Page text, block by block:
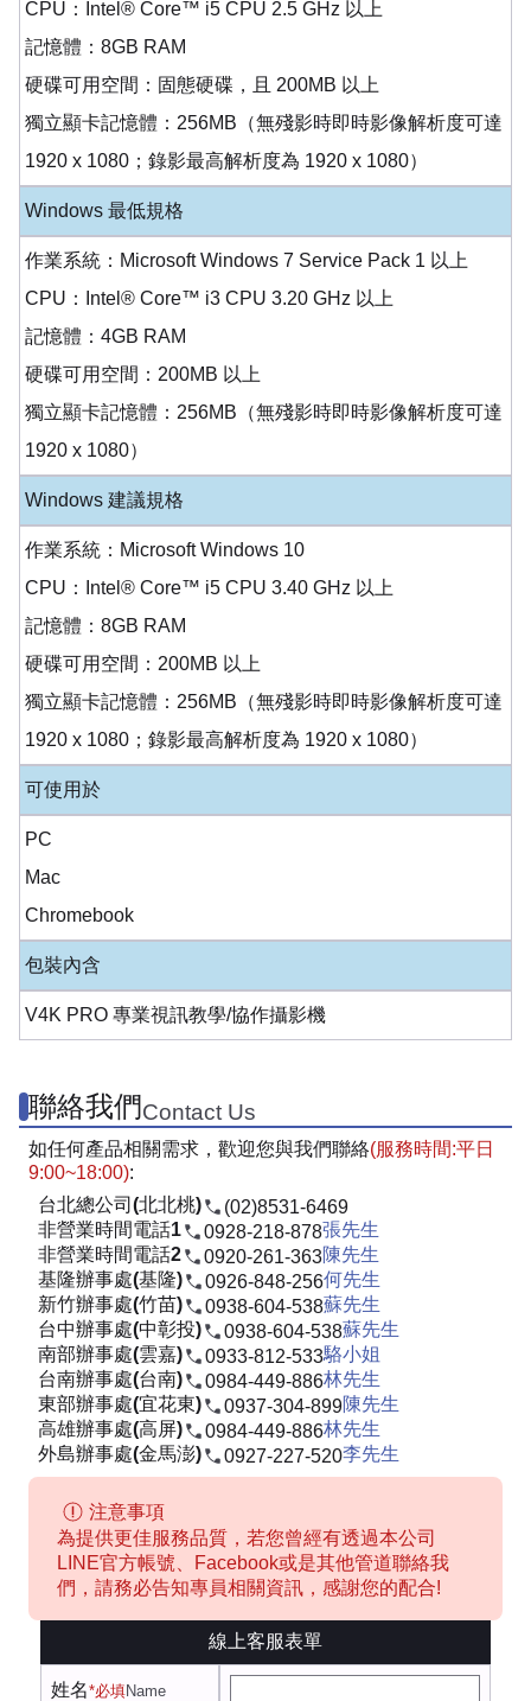
CPU：Intel® Core™ i5 CPU 2.5 GHz 以上
記憶體：8GB RAM
硬碟可用空間：固態硬碟，且 200MB 以上
獨立顯卡記憶體：256MB（無殘影時即時影像解析度可達
1920 x 1080；錄影最高解析度為 1920 x 1080）
Windows 最低規格
作業系統：Microsoft Windows 7 Service Pack 1 以上
CPU：Intel® Core™ i3 CPU 3.20 GHz 以上
記憶體：4GB RAM
硬碟可用空間：200MB 以上
獨立顯卡記憶體：256MB（無殘影時即時影像解析度可達
1920 x 1080）
Windows 建議規格
作業系統：Microsoft Windows 10
CPU：Intel® Core™ i5 CPU 3.40 GHz 以上
記憶體：8GB RAM
硬碟可用空間：200MB 以上
獨立顯卡記憶體：256MB（無殘影時即時影像解析度可達
1920 x 1080；錄影最高解析度為 1920 x 1080）
可使用於
PC
Mac
Chromebook
包裝內含
V4K PRO 專業視訊教學/協作攝影機
聯絡我們Contact Us
如任何產品相關需求，歡迎您與我們聯絡(服務時間:平日
9:00~18:00):
台北總公司(北北桃)
(02)8531-6469
非營業時間電話1
0928-218-878張先生
非營業時間電話2
0920-261-363陳先生
基隆辦事處(基隆)
0926-848-256何先生
新竹辦事處(竹苗)
0938-604-538蘇先生
台中辦事處(中彰投)
0938-604-538蘇先生
南部辦事處(雲嘉)
0933-812-533駱小姐
台南辦事處(台南)
0984-449-886林先生
東部辦事處(宜花東)
0937-304-899陳先生
高雄辦事處(高屏)
0984-449-886林先生
外島辦事處(金馬澎)
0927-227-520李先生
注意事項
為提供更佳服務品質，若您曾經有透過本公司
LINE官方帳號、Facebook或是其他管道聯絡我
們，請務必告知專員相關資訊，感謝您的配合!
線上客服表單
姓名*必填Name